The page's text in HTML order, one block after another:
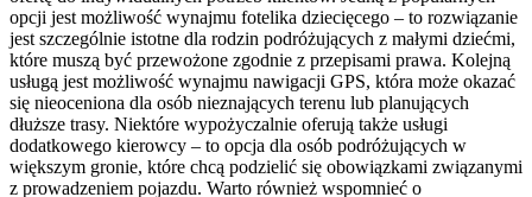
opcji jest możliwość wynajmu fotelika dziecięcego – to rozwiązanie
jest szczególnie istotne dla rodzin podróżujących z małymi dziećmi,
które muszą być przewożone zgodnie z przepisami prawa. Kolejną
usługą jest możliwość wynajmu nawigacji GPS, która może okazać
się nieoceniona dla osób nieznających terenu lub planujących
dłuższe trasy. Niektóre wypożyczalnie oferują także usługi
dodatkowego kierowcy – to opcja dla osób podróżujących w
większym gronie, które chcą podzielić się obowiązkami związanymi
z prowadzeniem pojazdu. Warto również wspomnieć o